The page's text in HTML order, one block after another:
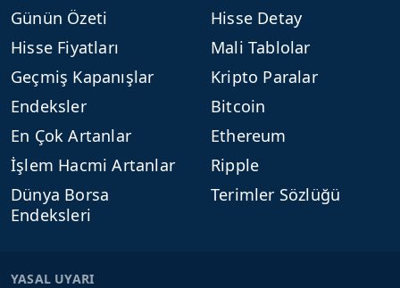
Günün Özeti
Hisse Fiyatları
Geçmiş Kapanışlar
Endeksler
En Çok Artanlar
İşlem Hacmi Artanlar
Dünya Borsa
Endeksleri
Hisse Detay
Mali Tablolar
Kripto Paralar
Bitcoin
Ethereum
Ripple
Terimler Sözlüğü
YASAL UYARI